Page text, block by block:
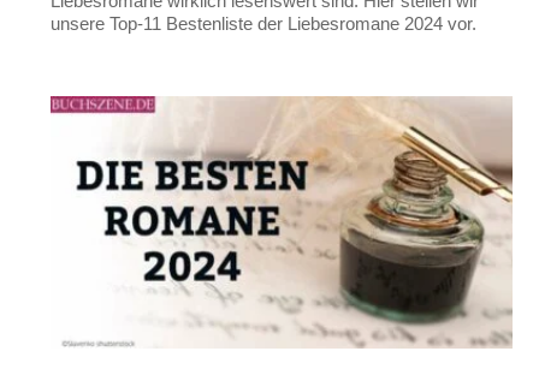
unsere Top-11 Bestenliste der Liebesromane 2024 vor.